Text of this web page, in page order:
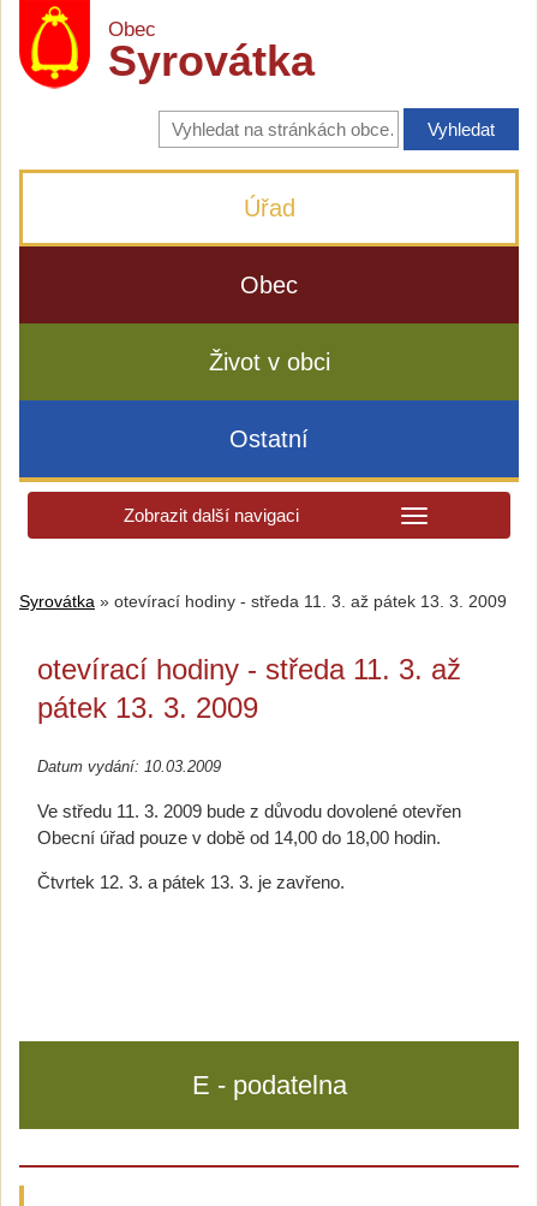
Obec
Syrovátka
Vyhledávání
na
stránkách
Úřad
Obec
Život v obci
Ostatní
Zobrazit další navigaci
Syrovátka » otevírací hodiny - středa 11. 3. až pátek 13. 3. 2009
otevírací hodiny - středa 11. 3. až
pátek 13. 3. 2009
Datum vydání: 10.03.2009
Ve středu 11. 3. 2009 bude z důvodu dovolené otevřen
Obecní úřad pouze v době od 14,00 do 18,00 hodin.
Čtvrtek 12. 3. a pátek 13. 3. je zavřeno.
E - podatelna